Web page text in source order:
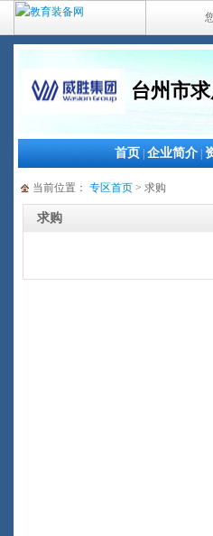
台州市
首页 企业简介
当前位置： 专区首页 > 求购
求购